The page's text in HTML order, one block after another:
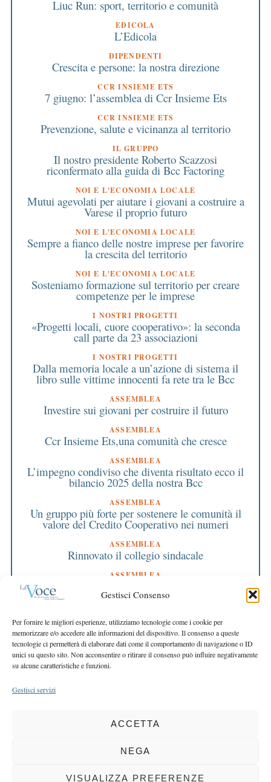
Gestisci Consenso
Per fornire le migliori esperienze, utilizziamo tecnologie come i cookie per
memorizzare e/o accedere alle informazioni del dispositivo. Il consenso a queste
tecnologie ci permetterà di elaborare dati come il comportamento di navigazione o ID
unici su questo sito. Non acconsentire o ritirare il consenso può influire negativamente
su alcune caratteristiche e funzioni.
Gestisci servizi
ACCETTA
NEGA
VISUALIZZA PREFERENZE
Liuc Run: sport, territorio e comunità
EDICOLA
L’Edicola
DIPENDENTI
Crescita e persone: la nostra direzione
CCR INSIEME ETS
7 giugno: l’assemblea di Ccr Insieme Ets
CCR INSIEME ETS
Prevenzione, salute e vicinanza al territorio
IL GRUPPO
Il nostro presidente Roberto Scazzosi
riconfermato alla guida di Bcc Factoring
NOI E L'ECONOMIA LOCALE
Mutui agevolati per aiutare i giovani a costruire a
Varese il proprio futuro
NOI E L'ECONOMIA LOCALE
Sempre a fianco delle nostre imprese per favorire
la crescita del territorio
NOI E L'ECONOMIA LOCALE
Sosteniamo formazione sul territorio per creare
competenze per le imprese
I NOSTRI PROGETTI
«Progetti locali, cuore cooperativo»: la seconda
call parte da 23 associazioni
I NOSTRI PROGETTI
Dalla memoria locale a un’azione di sistema il
libro sulle vittime innocenti fa rete tra le Bcc
ASSEMBLEA
Investire sui giovani per costruire il futuro
ASSEMBLEA
Ccr Insieme Ets,una comunità che cresce
ASSEMBLEA
L’impegno condiviso che diventa risultato ecco il
bilancio 2025 della nostra Bcc
ASSEMBLEA
Un gruppo più forte per sostenere le comunità il
valore del Credito Cooperativo nei numeri
ASSEMBLEA
Rinnovato il collegio sindacale
ASSEMBLEA
Bilancio approvato all’unanimità e 2 milioni
destinati al territorio
Crescere restando riconoscibili
EDITORIALE PRESIDENTE
Costruire futuro insieme
COPYRIGHT 2025 LA VOCE |PRIVACY
BCC DI BUSTO GAROLFO E BUGUGGIATE